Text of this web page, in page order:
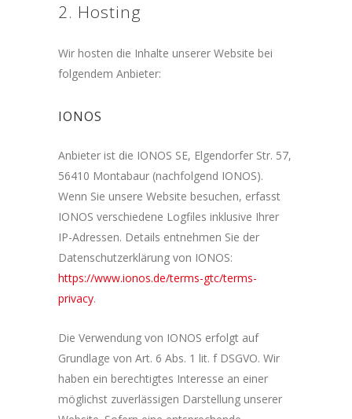
2. Hosting
Wir hosten die Inhalte unserer Website bei
folgendem Anbieter:
IONOS
Anbieter ist die IONOS SE, Elgendorfer Str. 57,
56410 Montabaur (nachfolgend IONOS).
Wenn Sie unsere Website besuchen, erfasst
IONOS verschiedene Logfiles inklusive Ihrer
IP-Adressen. Details entnehmen Sie der
Datenschutzerklärung von IONOS:
https://www.ionos.de/terms-gtc/terms-
privacy.
Die Verwendung von IONOS erfolgt auf
Grundlage von Art. 6 Abs. 1 lit. f DSGVO. Wir
haben ein berechtigtes Interesse an einer
möglichst zuverlässigen Darstellung unserer